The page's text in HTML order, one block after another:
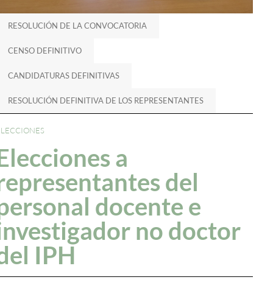
RESOLUCIÓN DE LA CONVOCATORIA
CENSO DEFINITIVO
CANDIDATURAS DEFINITIVAS
RESOLUCIÓN DEFINITIVA DE LOS REPRESENTANTES
a
del
docente e
no doctor
IPH